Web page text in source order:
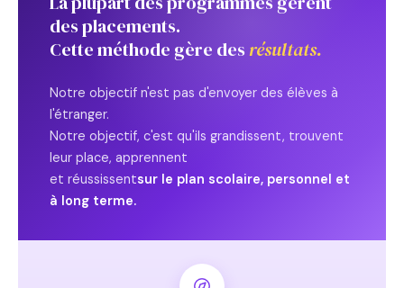
des placements.
Cette méthode gère desrésultats.
Notre objectif n'est pas d'envoyer des élèves à
l'étranger.
Notre objectif, c'est qu'ils grandissent, trouvent
leur place, apprennent
et réussissentsur le plan scolaire, personnel et
à long terme.